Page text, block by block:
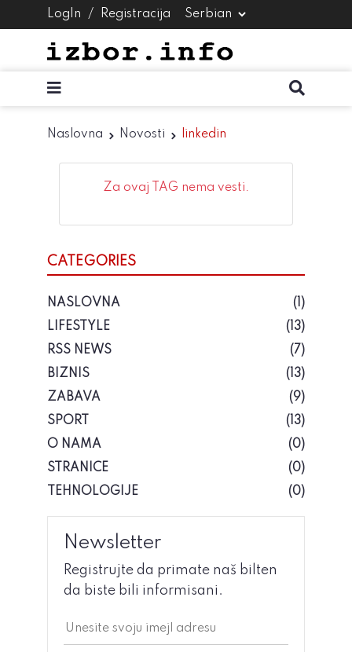
LogIn / Registracija
Naslovna Novosti linkedin
Za ovaj TAG nema vesti.
CATEGORIES
NASLOVNA
(1)
LIFESTYLE
(13)
RSS NEWS
(7)
BIZNIS
(13)
ZABAVA
(9)
SPORT
(13)
O NAMA
(0)
STRANICE
(0)
TEHNOLOGIJE
(0)
Newsletter
Registrujte da primate naš bilten
da biste bili informisani.